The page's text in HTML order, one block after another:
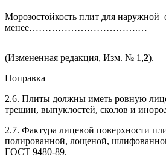
Морозостойкость плит для наружной
менее…………………………….…
(Измененная редакция, Изм. № 1,2).
Поправка
2.6. Плиты должны иметь ровную
трещин, выпуклостей, сколов и
2.7. Фактура лицевой поверхности
полированной, лощеной,
ГОСТ 9480-89.